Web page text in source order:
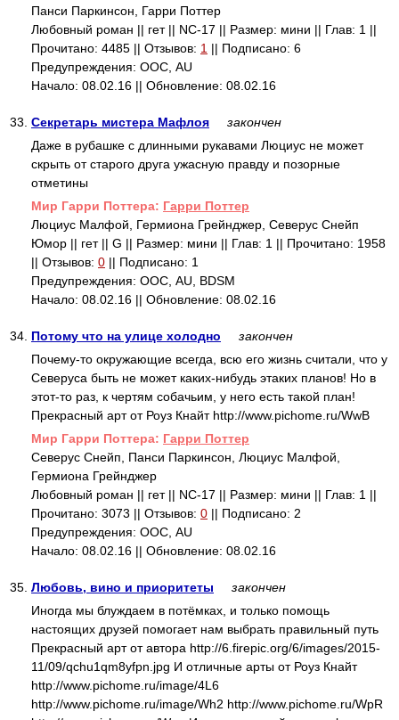
Панси Паркинсон, Гарри Поттер
Любовный роман || гет || NC-17 || Размер: мини || Глав: 1 ||
Прочитано: 4485 || Отзывов: 1 || Подписано: 6
Предупреждения: ООС, AU
Начало: 08.02.16 || Обновление: 08.02.16
33. Секретарь мистера Мафлоя
закончен
Даже в рубашке с длинными рукавами Люциус не может
скрыть от старого друга ужасную правду и позорные
отметины
Mир Гарри Поттера: Гарри Поттер
Люциус Малфой, Гермиона Грейнджер, Северус Снейп
Юмор || гет || G || Размер: мини || Глав: 1 || Прочитано: 1958
|| Отзывов: 0 || Подписано: 1
Предупреждения: ООС, AU, BDSM
Начало: 08.02.16 || Обновление: 08.02.16
34. Потому что на улице холодно
закончен
Почему-то окружающие всегда, всю его жизнь считали, что у
Северуса быть не может каких-нибудь этаких планов! Но в
этот-то раз, к чертям собачьим, у него есть такой план!
Прекрасный арт от Роуз Кнайт http://www.pichome.ru/WwB
Mир Гарри Поттера: Гарри Поттер
Северус Снейп, Панси Паркинсон, Люциус Малфой,
Гермиона Грейнджер
Любовный роман || гет || NC-17 || Размер: мини || Глав: 1 ||
Прочитано: 3073 || Отзывов: 0 || Подписано: 2
Предупреждения: ООС, AU
Начало: 08.02.16 || Обновление: 08.02.16
35. Любовь, вино и приоритеты
закончен
Иногда мы блуждаем в потёмках, и только помощь
настоящих друзей помогает нам выбрать правильный путь
Прекрасный арт от автора http://6.firepic.org/6/images/2015-
11/09/qchu1qm8yfpn.jpg И отличные арты от Роуз Кнайт
http://www.pichome.ru/image/4L6
http://www.pichome.ru/image/Wh2 http://www.pichome.ru/WpR